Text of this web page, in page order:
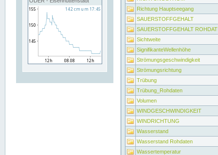
Richtung Hauptseegang
SAUERSTOFFGEHALT
SAUERSTOFFGEHALT
Sichtweite
SignifikanteWellenhöhe
Strömungsgeschwindigkeit
Strömungsrichtung
Trübung
Trübung_Rohdaten
Volumen
WINDGESCHWINDIGKEIT
WINDRICHTUNG
Wasserstand
Wasserstand Rohdaten
Wassertemperatur